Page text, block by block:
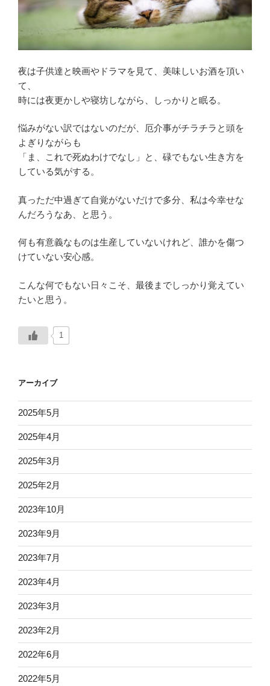
夜は子供達と映画やドラマを見て、美味しいお酒を頂い
て、
時には夜更かしや寝坊しながら、しっかりと眠る。
悩みがない訳ではないのだが、厄介事がチラチラと頭を
よぎりながらも
「ま、これで死ぬわけでなし」と、碌でもない生き方を
している気がする。
真っただ中過ぎて自覚がないだけで多分、私は今幸せな
んだろうなあ、と思う。
何も有意義なものは生産していないけれど、誰かを傷つ
けていない安心感。
こんな何でもない日々こそ、最後までしっかり覚えてい
たいと思う。
1
アーカイブ
2025年5月
2025年4月
2025年3月
2025年2月
2023年10月
2023年9月
2023年7月
2023年4月
2023年3月
2023年2月
2022年6月
2022年5月